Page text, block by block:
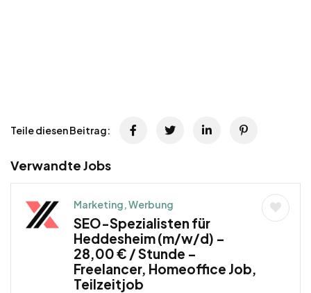
Teile diesen Beitrag:
Verwandte Jobs
Marketing, Werbung
SEO-Spezialisten für
Heddesheim (m/w/d) –
28,00 € / Stunde –
Freelancer, Homeoffice Job,
Teilzeitjob